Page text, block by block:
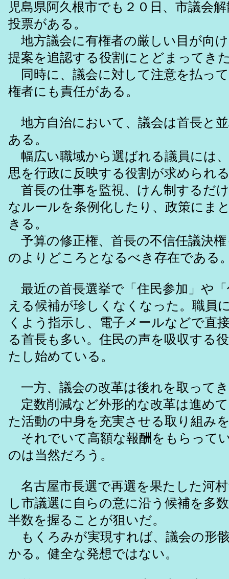
児島県阿久根市でも２０日、市議会
投票がある。
地方議会に有権者の厳しい目が向
提案を追認する役割にとどまってき
同時に、議会に対して注意を払っ
権者にも責任がある。
地方自治において、議会は首長と
ある。
幅広い職域から選ばれる議員には
思を行政に反映する役割が求められ
首長の仕事を監視、けん制するだ
なルールを条例化したり、政策にま
きる。
予算の修正権、首長の不信任議決
のよりどころとなるべき存在である
最近の首長選挙で「住民参加」や
える候補が珍しくなくなった。職員
くよう指示し、電子メールなどで直
る首長も多い。住民の声を吸収する
たし始めている。
一方、議会の改革は後れを取って
定数削減など外形的な改革は進め
た活動の中身を充実させる取り組み
それでいて高額な報酬をもらって
のは当然だろう。
名古屋市長選で再選を果たした河
し市議選に自らの意に沿う候補を多
半数を握ることが狙いだ。
もくろみが実現すれば、議会の形
かる。健全な発想ではない。